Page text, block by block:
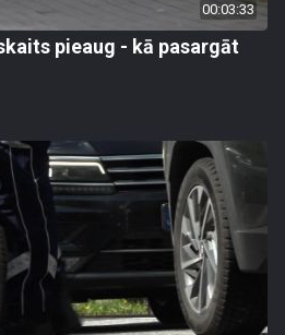
00:03:33
pieaug - kā pasargāt